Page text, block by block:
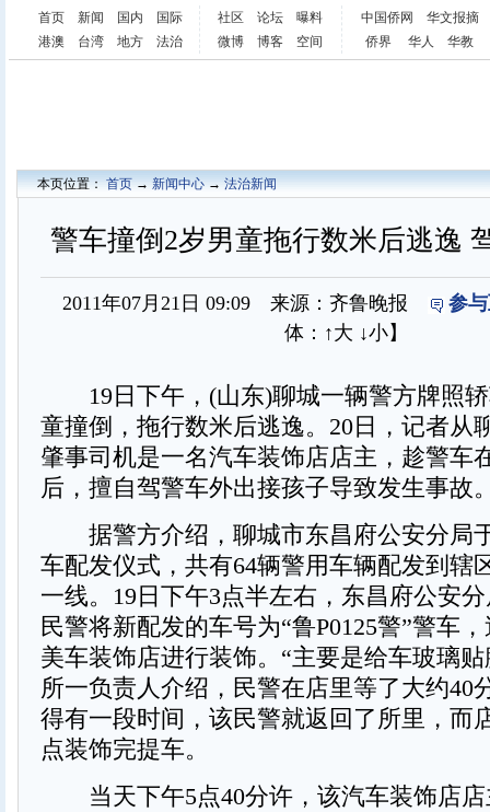
首页 新闻 国内
国际
港澳
台湾 地方 法治
社区 论坛
曝料
微博
博客 空间
中国侨网
华文报摘
侨界
华人 华教
本页位置：首页→新闻中心→法治新闻
警车撞倒2岁男童拖行数米后逃逸
2011年07月21日 09:09 来源：齐鲁晚报
参
体： ↑大 ↓小】
19日下午，(山东)聊城一辆警方牌照轿
童撞倒，拖行数米后逃逸。20日，记者从
肇事司机是一名汽车装饰店店主，趁警车
后，擅自驾警车外出接孩子导致发生事故
据警方介绍，聊城市东昌府公安分局
车配发仪式，共有64辆警用车辆配发到辖
一线。19日下午3点半左右，东昌府公安
民警将新配发的车号为“鲁P0125警”警车
美车装饰店进行装饰。“主要是给车玻璃
所一负责人介绍，民警在店里等了大约40
得有一段时间，该民警就返回了所里，而
点装饰完提车。
当天下午5点40分许，该汽车装饰店店